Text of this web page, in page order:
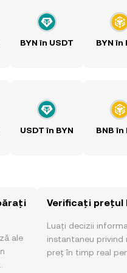
BYN în USDT BYN în
USDT în BYN BNB în
ale
Verificați prețul
Luați decizii
instantaneu privind
preț în timp real